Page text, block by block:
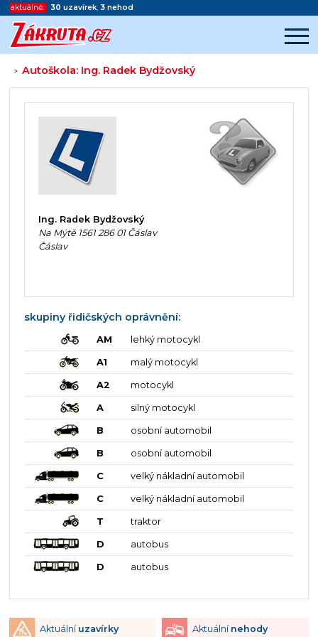
aktuálně: 30 uzavírek, 3 nehod
>Autoškola: Ing. Radek Bydžovský
Začátek reklamy
Konec reklamy
Ing. Radek Bydžovský
Na Mýtě 1561 286 01 Čáslav
Čáslav
skupiny řidičských oprávnění:
AM lehký motocykl
A1 malý motocykl
A2 motocykl
A silný motocykl
B osobní automobil
B osobní automobil
C velký nákladní automobil
C velký nákladní automobil
T traktor
D autobus
D autobus
Aktuální uzavírky Aktuální nehody